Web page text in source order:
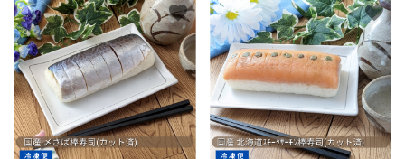
favorite favorite